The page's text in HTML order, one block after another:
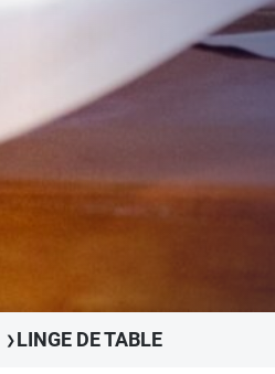
❯ LINGE DE TABLE